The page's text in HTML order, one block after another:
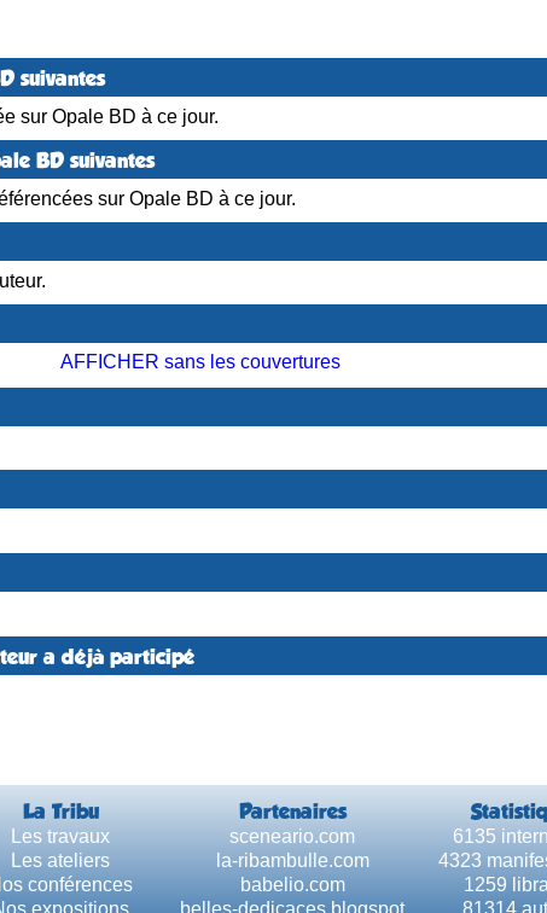
suivantes
sur Opale BD à ce jour.
BD suivantes
sur Opale BD à ce jour.
AFFICHER sans les couvertures
a déjà participé
La Tribu Partenaires
Les travaux sceneario.com
6135
Les ateliers la-ribambulle.com
4323
conférences babelio.com
1259
expositions belles-dedicaces.blogspot 81314